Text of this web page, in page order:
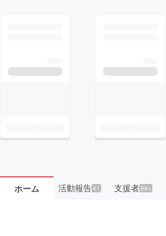
ホーム 活動報告41 支援者99+